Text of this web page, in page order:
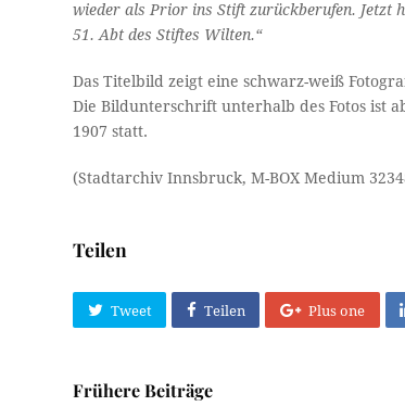
wieder als Prior ins Stift zurückberufen. Jetzt
51. Abt des Stiftes Wilten.“
Das Titelbild zeigt eine schwarz-weiß
Die Bildunterschrift unterhalb des Fotos ist
1907 statt.
(Stadtarchiv Innsbruck, M-BOX Medium
Teilen
Tweet Teilen Plus one
Frühere Beiträge